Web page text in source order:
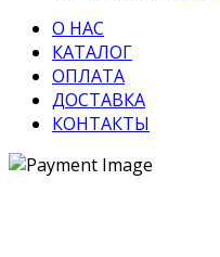
О НАС
КАТАЛОГ
ОПЛАТА
ДОСТАВКА
КОНТАКТЫ